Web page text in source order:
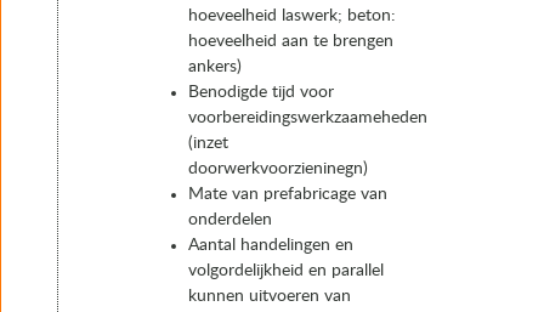
hoeveelheid laswerk; beton:
hoeveelheid aan te brengen
ankers)
Benodigde tijd voor
voorbereidingswerkzaameheden
(inzet
doorwerkvoorzieninegn)
Mate van prefabricage van
onderdelen
Aantal handelingen en
volgordelijkheid en parallel
kunnen uitvoeren van